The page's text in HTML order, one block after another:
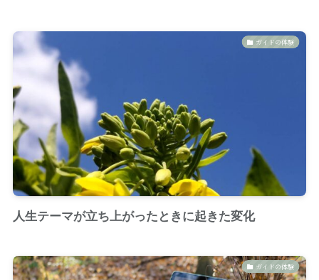
ガイドの体験
人生テーマが立ち上がったときに起きた変化
ガイドの体験